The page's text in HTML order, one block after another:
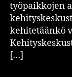
työpaikkojen
kehitetäänkö
[…]